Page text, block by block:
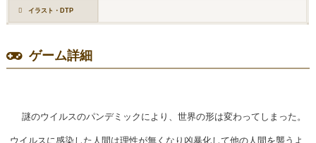
イラスト・DTP
ゲーム詳細
謎のウイルスのパンデミックにより、世界の形は変わってしまった。